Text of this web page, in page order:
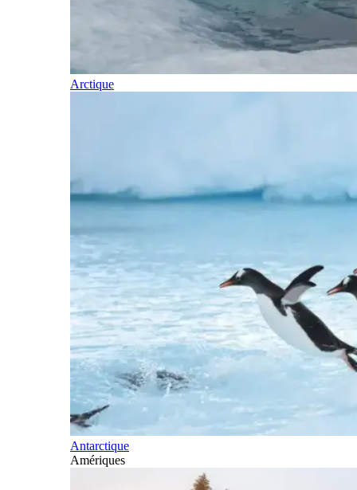
Arctique
Antarctique
Amériques